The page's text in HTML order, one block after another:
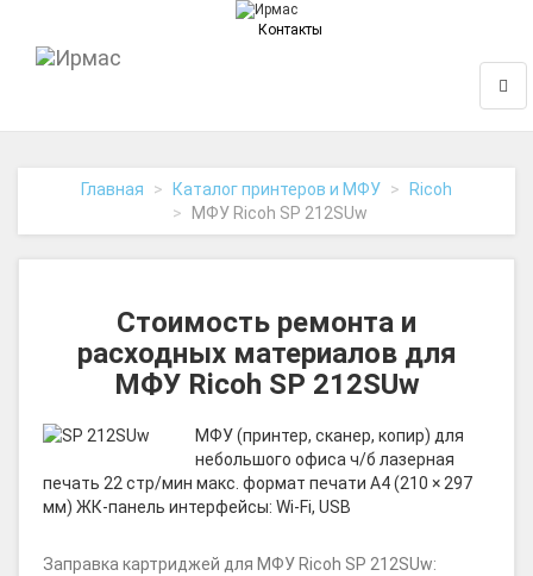
Контакты
Главная Каталог принтеров и МФУ
Ricoh
МФУ Ricoh SP 212SUw
Стоимость ремонта и
расходных материалов для
МФУ Ricoh SP 212SUw
МФУ (принтер, сканер, копир) для
небольшого офиса ч/б лазерная
печать 22 стр/мин макс. формат печати A4 (210 × 297
мм) ЖК-панель интерфейсы: Wi-Fi, USB
Заправка картриджей для МФУ Ricoh SP 212SUw: